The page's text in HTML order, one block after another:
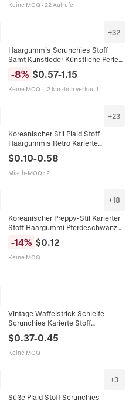
Damen Mädchen
Keine MOQ · 22 Aufrufe
+32
Haargummis Scrunchies Stoff
Samt Kunstleder Künstliche Perle
Schleife Schal Floral Herz Kariert
Elastisch Pferdeschwanz Halter
Koreanischen Stil Frauen
-8% $0.57-1.15
Keine MOQ · 12 kürzlich verkauft
+23
Koreanischer Stil Plaid Stoff
Haargummis Retro Karierte
Haarbänder Für Damen Vintage
Groß Mittel Klein Ponytail Halter
Zubehör
$0.10-0.58
Misch-MOQ : 2
+18
Koreanischer Preppy-Stil Karierter
Stoff Haargummi Pferdeschwanz
Karo Haarschmuck Für Damen
Mädchen
-14% $0.12
Keine MOQ
Vintage Waffelstrick Schleife
Scrunchies Karierte Stoff
Haargummis Elastische
Pferdeschwanz Halter
Französischer Stil Damen
$0.37-0.45
Keine MOQ
+3
Süße Plaid Stoff Scrunchies